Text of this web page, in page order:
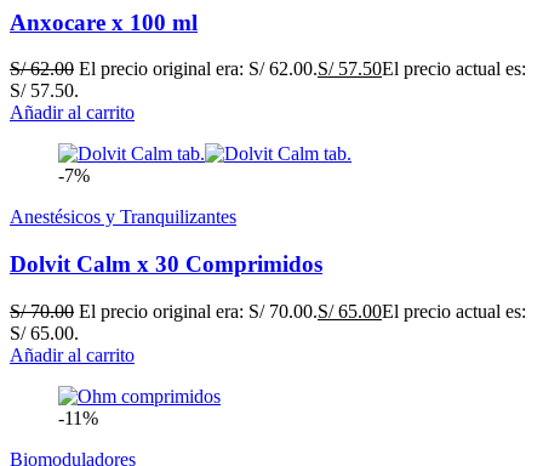
Anxocare x 100 ml
S/62.00 El precio original era: S/ 62.00.S/57.50El precio actual es:
S/ 57.50.
Añadir al carrito
-7%
Anestésicos y Tranquilizantes
Dolvit Calm x 30 Comprimidos
S/70.00 El precio original era: S/ 70.00.S/65.00El precio actual es:
S/ 65.00.
Añadir al carrito
-11%
Biomoduladores